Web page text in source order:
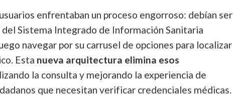
enfrentaban un proceso engorroso: debían ser
Sistema Integrado de Información Sanitaria
navegar por su carrusel de opciones para localizar
Esta nueva arquitectura elimina esos
la consulta y mejorando la experiencia de
que necesitan verificar credenciales médicas.